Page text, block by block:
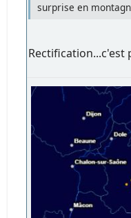
surprise en
Rectification...c'est